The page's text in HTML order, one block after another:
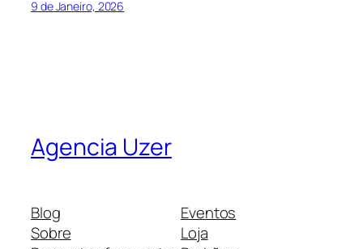
9 de Janeiro, 2026
Agencia Uzer
Blog
Sobre
Eventos
Loja